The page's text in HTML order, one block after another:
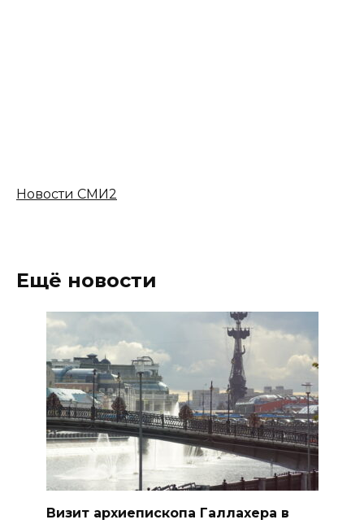
Новости СМИ2
Ещё новости
Визит архиепископа Галлахера в